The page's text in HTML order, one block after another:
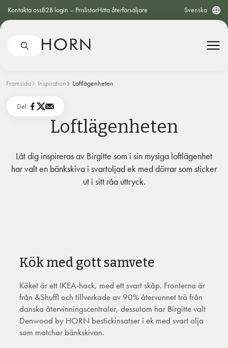
Kontakta ossB2B login – PrislistorHitta återförsäljare Svenska
Framsida Inspiration Loftlägenheten
Del:
Loftlägenheten
Låt dig inspireras av Birgitte som i sin mysiga loftlägenhet
har valt en bänkskiva i svartoljad ek med dörrar som sticker
ut i sitt råa uttryck.
Kök med gott samvete
Köket är ett IKEA-hack, med ett svart skåp. Fronterna är
från &Shuffl och tillverkade av 90% återvunnet trä från
danska återvinningscentraler, dessutom har Birgitte valt
Denwood by HORN bestickinsatser i ek med svart olja
som matchar bänkskivan.